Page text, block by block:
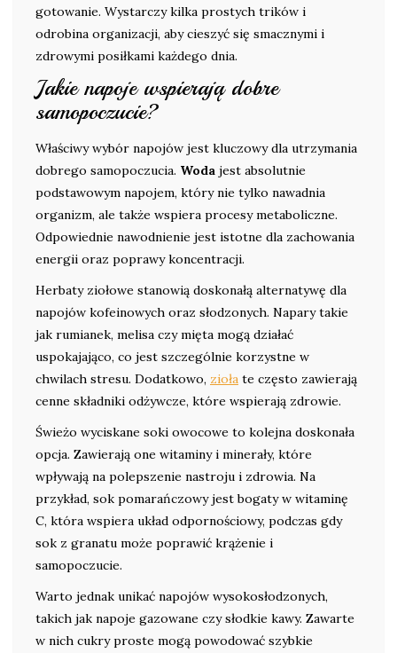
gotowanie. Wystarczy kilka prostych trików i
odrobina organizacji, aby cieszyć się smacznymi i
zdrowymi posiłkami każdego dnia.
Jakie napoje wspierają dobre
samopoczucie?
Właściwy wybór napojów jest kluczowy dla utrzymania
dobrego samopoczucia. Woda jest absolutnie
podstawowym napojem, który nie tylko nawadnia
organizm, ale także wspiera procesy metaboliczne.
Odpowiednie nawodnienie jest istotne dla zachowania
energii oraz poprawy koncentracji.
Herbaty ziołowe stanowią doskonałą alternatywę dla
napojów kofeinowych oraz słodzonych. Napary takie
jak rumianek, melisa czy mięta mogą działać
uspokajająco, co jest szczególnie korzystne w
chwilach stresu. Dodatkowo, zioła te często zawierają
cenne składniki odżywcze, które wspierają zdrowie.
Świeżo wyciskane soki owocowe to kolejna doskonała
opcja. Zawierają one witaminy i minerały, które
wpływają na polepszenie nastroju i zdrowia. Na
przykład, sok pomarańczowy jest bogaty w witaminę
C, która wspiera układ odpornościowy, podczas gdy
sok z granatu może poprawić krążenie i
samopoczucie.
Warto jednak unikać napojów wysokosłodzonych,
takich jak napoje gazowane czy słodkie kawy. Zawarte
w nich cukry proste mogą powodować szybkie